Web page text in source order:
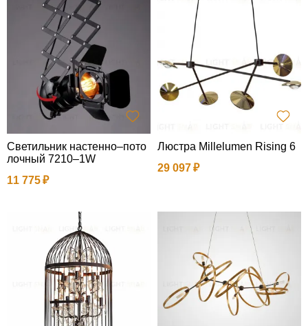
Светильник настенно–пото
лочный 7210–1W
11 775
Люстра Millelumen Rising 6
29 097